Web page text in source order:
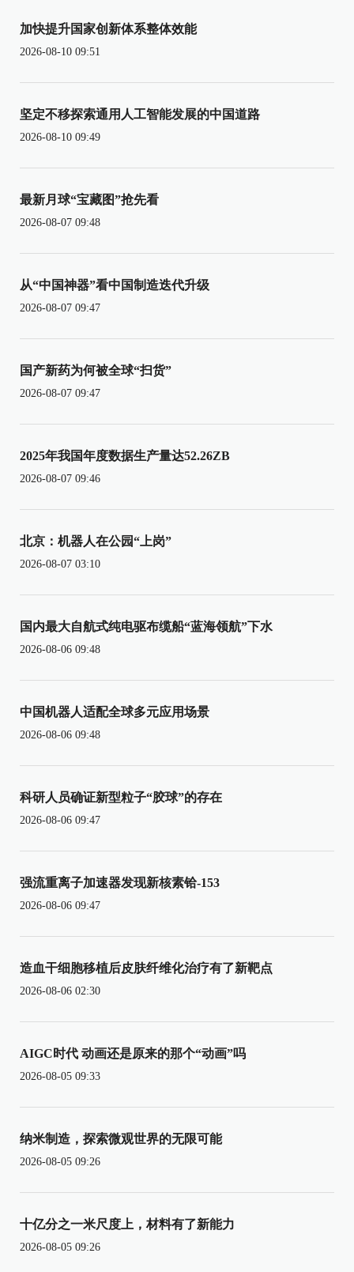
加快提升国家创新体系整体效能
2026-08-10 09:51
坚定不移探索通用人工智能发展的中国道路
2026-08-10 09:49
最新月球“宝藏图”抢先看
2026-08-07 09:48
从“中国神器”看中国制造迭代升级
2026-08-07 09:47
国产新药为何被全球“扫货”
2026-08-07 09:47
2025年我国年度数据生产量达52.26ZB
2026-08-07 09:46
北京：机器人在公园“上岗”
2026-08-07 03:10
国内最大自航式纯电驱布缆船“蓝海领航”下水
2026-08-06 09:48
中国机器人适配全球多元应用场景
2026-08-06 09:48
科研人员确证新型粒子“胶球”的存在
2026-08-06 09:47
强流重离子加速器发现新核素铪-153
2026-08-06 09:47
造血干细胞移植后皮肤纤维化治疗有了新靶点
2026-08-06 02:30
AIGC时代 动画还是原来的那个“动画”吗
2026-08-05 09:33
纳米制造，探索微观世界的无限可能
2026-08-05 09:26
十亿分之一米尺度上，材料有了新能力
2026-08-05 09:26